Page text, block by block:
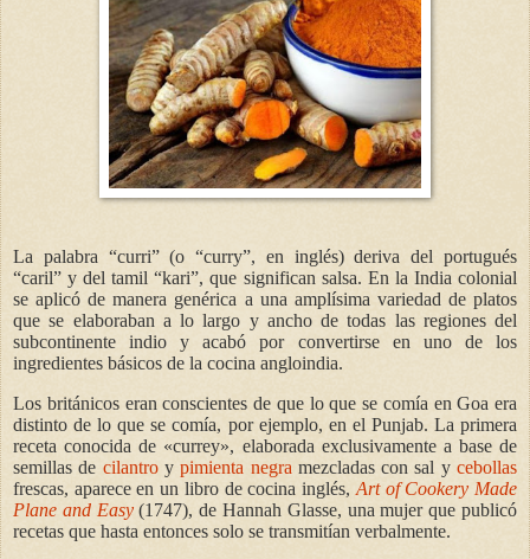
La palabra “curri” (o “curry”, en inglés) deriva del portugués
“caril” y del tamil “kari”, que significan salsa. En la India colonial
se aplicó de manera genérica a una amplísima variedad de platos
que se elaboraban a lo largo y ancho de todas las regiones del
subcontinente indio y acabó por convertirse en uno de los
ingredientes básicos de la cocina angloindia.
Los británicos eran conscientes de que lo que se comía en Goa era
distinto de lo que se comía, por ejemplo, en el Punjab. La primera
receta conocida de «currey», elaborada exclusivamente a base de
semillas de cilantroypimienta negra mezcladas con sal ycebollas
frescas, aparece en un libro de cocina inglés, Art of Cookery Made
Plane and Easy(1747), de Hannah Glasse, una mujer que publicó
recetas que hasta entonces solo se transmitían verbalmente.